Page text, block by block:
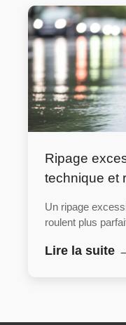
Ripage
technique et
Un ripage
roulent plus
Lire la suite